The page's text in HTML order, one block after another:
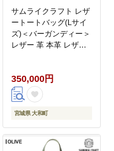
サムライクラフト レザ
ートートバッグ(Lサイ
ズ)＜バーガンディー＞
レザー 革 本革 レザー
手縫い ハンドメイド フ
ァッション 小物
Samurai Craft【株式会
社Stand Field】ta282-
350,000円
宮城県 大和町